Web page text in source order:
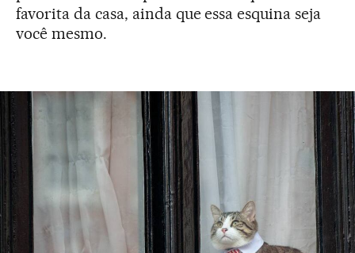
favorita da casa, ainda que essa esquina seja
você mesmo.